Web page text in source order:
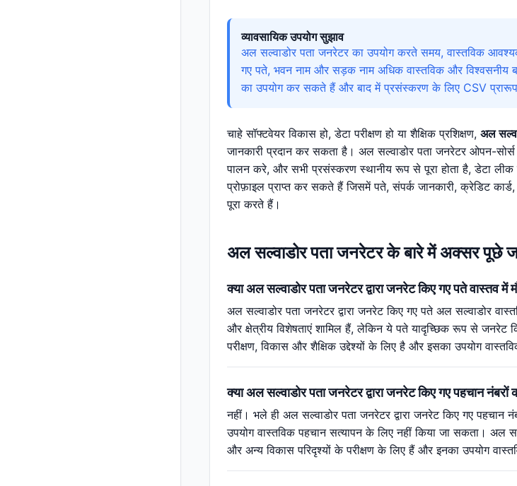
व्यावसायिक उपयोग सुझाव
अल सल्वाडोर पता जनरेटर का उपयोग करते समय, वास्तविक
गए पते, भवन नाम और सड़क नाम अधिक वास्तविक और
का उपयोग कर सकते हैं और बाद में प्रसंस्करण के लिए CSV प्रारूप
चाहे सॉफ्टवेयर विकास हो, डेटा परीक्षण हो या शैक्षिक प्रशिक्षण, अल
जानकारी प्रदान कर सकता है। अल सल्वाडोर पता जनरेटर ओपन-सोर्स
पालन करे, और सभी प्रसंस्करण स्थानीय रूप से पूरा होता है, डेटा लीक
प्रोफ़ाइल प्राप्त कर सकते हैं जिसमें पते, संपर्क जानकारी, क्रेडिट
पूरा करते हैं।
अल सल्वाडोर पता जनरेटर के बारे में अक्सर पूछे
क्या अल सल्वाडोर पता जनरेटर द्वारा जनरेट किए गए पते वास्तव में
अल सल्वाडोर पता जनरेटर द्वारा जनरेट किए गए पते अल सल्वाडोर
और क्षेत्रीय विशेषताएं शामिल हैं, लेकिन ये पते यादृच्छिक रूप से जनरेट
परीक्षण, विकास और शैक्षिक उद्देश्यों के लिए है और इसका उपयोग
क्या अल सल्वाडोर पता जनरेटर द्वारा जनरेट किए गए पहचान नंबरों
नहीं। भले ही अल सल्वाडोर पता जनरेटर द्वारा जनरेट किए गए
उपयोग वास्तविक पहचान सत्यापन के लिए नहीं किया जा सकता। अल
और अन्य विकास परिदृश्यों के परीक्षण के लिए हैं और इनका उपयोग